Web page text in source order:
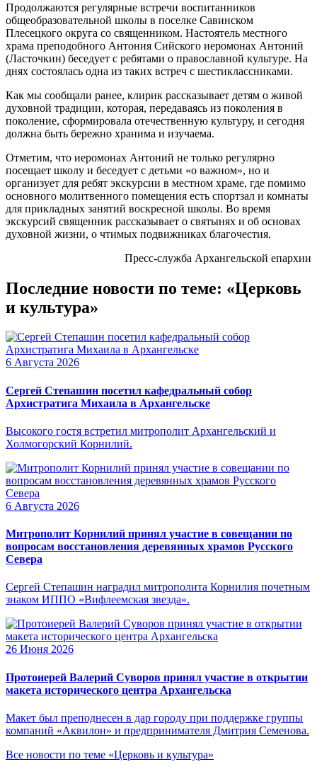
Продолжаются регулярные встречи воспитанников
общеобразовательной школы в поселке Савинском
Плесецкого округа со священником. Настоятель местного
храма преподобного Антония Сийского иеромонах Антоний
(Ласточкин) беседует с ребятами о православной культуре. На
днях состоялась одна из таких встреч с шестиклассниками.
Как мы сообщали ранее, клирик рассказывает детям о живой
духовной традиции, которая, передаваясь из поколения в
поколение, сформировала отечественную культуру, и сегодня
должна быть бережно хранима и изучаема.
Отметим, что иеромонах Антоний не только регулярно
посещает школу и беседует с детьми «о важном», но и
организует для ребят экскурсии в местном храме, где помимо
основного молитвенного помещения есть спортзал и комнаты
для прикладных занятий воскресной школы. Во время
экскурсий священник рассказывает о святынях и об основах
духовной жизни, о чтимых подвижниках благочестия.
Пресс-служба Архангельской епархии
Последние новости по теме: «Церковь
и культура»
6 Августа 2026
Сергей Степашин посетил кафедральный собор
Архистратига Михаила в Архангельске
Высокого гостя встретил митрополит Архангельский и
Холмогорский Корнилий.
6 Августа 2026
Митрополит Корнилий принял участие в совещании по
вопросам восстановления деревянных храмов Русского
Севера
Сергей Степашин наградил митрополита Корнилия почетным
знаком ИППО «Вифлеемская звезда».
26 Июня 2026
Протоиерей Валерий Суворов принял участие в открытии
макета исторического центра Архангельска
Макет был преподнесен в дар городу при поддержке группы
компаний «Аквилон» и предпринимателя Дмитрия Семенова.
Все новости по теме «Церковь и культура»